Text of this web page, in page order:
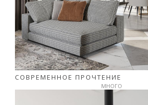
СОВРЕМЕННОЕ ПРОЧТЕНИЕ
МНОГО